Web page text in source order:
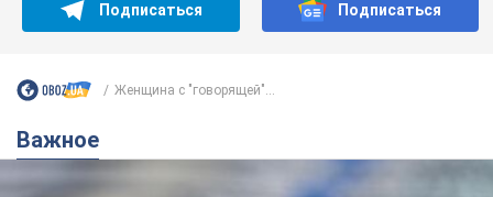
Подписаться Подписаться
Женщина с "говорящей"...
Важное